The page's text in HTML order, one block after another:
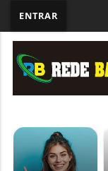
ENTRAR